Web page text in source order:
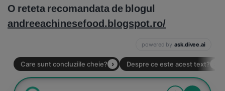
O reteta recomandata de blogul
andreeachinesefood.blogspot.ro/